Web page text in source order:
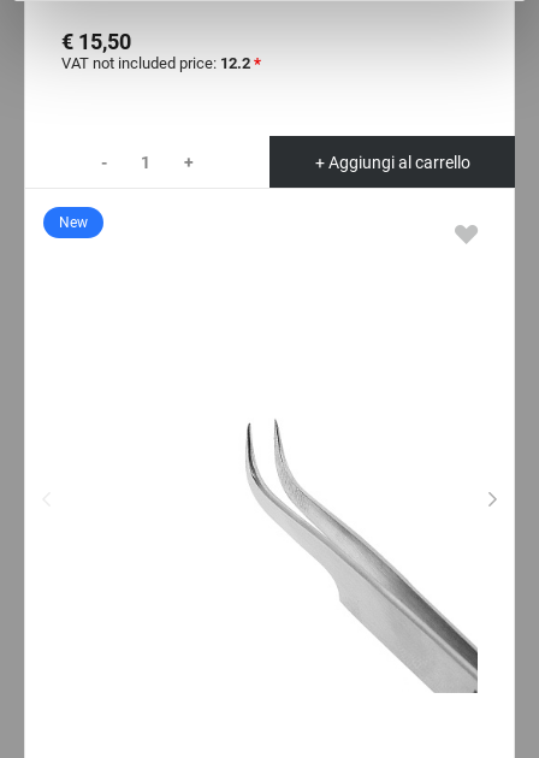
Preferences
€ 15,50
VAT not included price: 12.2 *
- + + Aggiungi al carrello
New